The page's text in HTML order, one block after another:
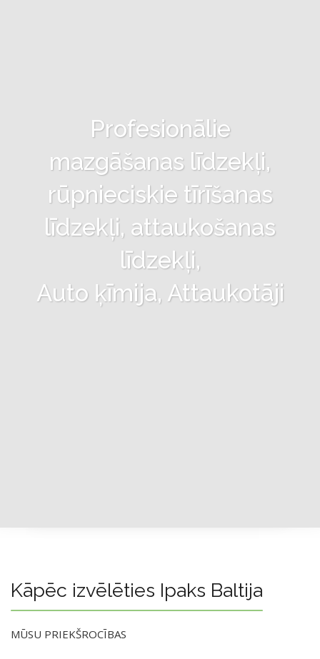
Profesionālie
mazgāšanas līdzekļi,
rūpnieciskie tīrīšanas
līdzekļi, attaukošanas
līdzekļi,
Auto ķīmija, Attaukotāji
Kāpēc izvēlēties Ipaks Baltija
MŪSU PRIEKŠROCĪBAS